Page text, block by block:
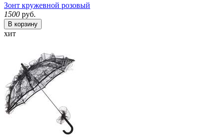
Зонт кружевной розовый
1500 руб.
В корзину
хит